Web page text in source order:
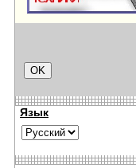
Язык